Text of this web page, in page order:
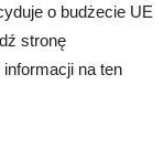
o budżecie UE
stronę
na ten